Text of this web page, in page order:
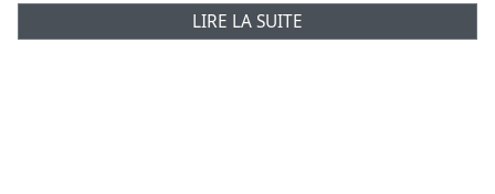
LIRE LA SUITE